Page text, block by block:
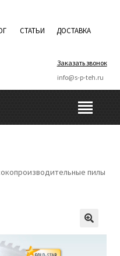
СТАТЬИ
ДОСТАВКА
Заказать звонок
info@s-p-teh.ru
пилы